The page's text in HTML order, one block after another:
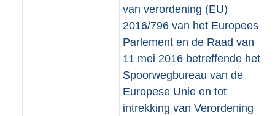
van verordening (EU)
2016/796 van het Europees
Parlement en de Raad van
11 mei 2016 betreffende het
Spoorwegbureau van de
Europese Unie en tot
intrekking van Verordening